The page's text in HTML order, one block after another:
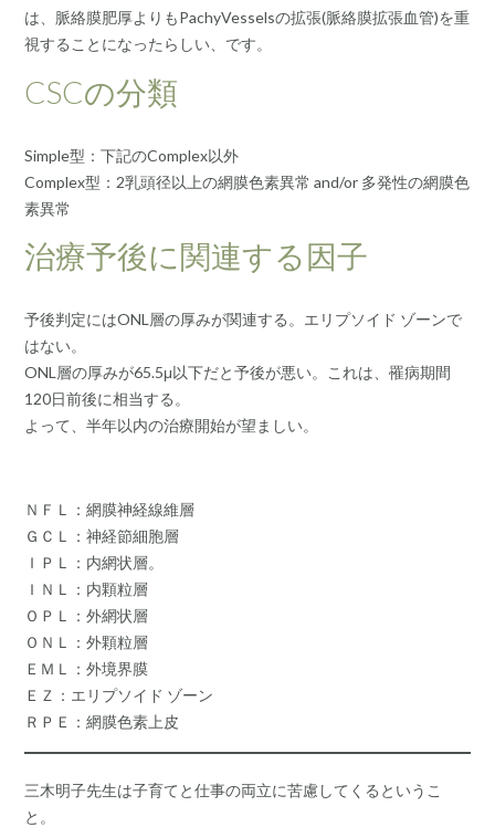
は、脈絡膜肥厚よりもPachyVesselsの拡張(脈絡膜拡張血管)を重
視することになったらしい、です。
CSCの分類
Simple型：下記のComplex以外
Complex型：2乳頭径以上の網膜色素異常 and/or 多発性の網膜色
素異常
治療予後に関連する因子
予後判定にはONL層の厚みが関連する。エリプソイド ゾーンで
はない。
ONL層の厚みが65.5μ以下だと予後が悪い。これは、罹病期間
120日前後に相当する。
よって、半年以内の治療開始が望ましい。
ＮＦＬ：網膜神経線維層
ＧＣＬ：神経節細胞層
ＩＰＬ：内網状層。
ＩＮＬ：内顆粒層
ＯＰＬ：外網状層
ＯＮＬ：外顆粒層
ＥＭＬ：外境界膜
ＥＺ：エリプソイド ゾーン
ＲＰＥ：網膜色素上皮
三木明子先生は子育てと仕事の両立に苦慮してくるというこ
と。